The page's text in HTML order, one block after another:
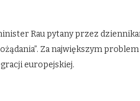
Rau pytany przez
Za największym
europejskiej.